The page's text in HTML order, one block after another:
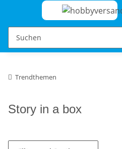
Trendthemen
Story in a box